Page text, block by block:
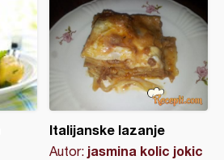
Italijanske lazanje
Autor: jasmina kolic jokic